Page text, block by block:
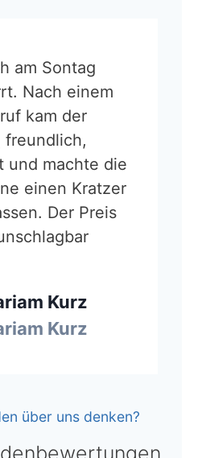
am Sontag
Nach einem
kam der
freundlich,
und machte die
einen Kratzer
Der Preis
Kurz
Kurz
über uns denken?